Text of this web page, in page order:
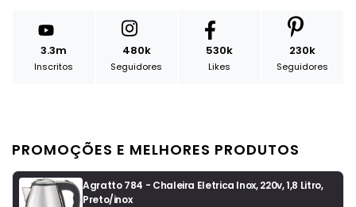
3.3m
Inscritos
480k
Seguidores
530k
Likes
230k
Seguidores
PROMOÇÕES E MELHORES PRODUTOS
Agratto 784 - Chaleira Eletrica Inox, 220v, 1,8 Litro,
Preto/inox